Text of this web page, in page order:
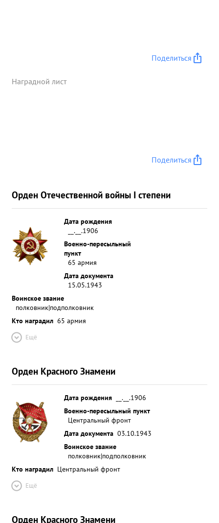
захвачен "ЯЗНК" с нанесением. больших потерь
боевых задач, смелость, решительность и личную
Поделиться
Наградной лист
Поделиться
Орден Отечественной войны I степени
Дата рождения
__.__.1906
Военно-пересыльный
пункт
65 армия
Дата документа
15.05.1943
Воинское звание
полковник|подполковник
Кто наградил 65 армия
Ещё
Орден Красного Знамени
Дата рождения
__.__.1906
Военно-пересыльный пункт
Центральный фронт
Дата документа 03.10.1943
Воинское звание
полковник|подполковник
Кто наградил Центральный фронт
Ещё
Орден Красного Знамени